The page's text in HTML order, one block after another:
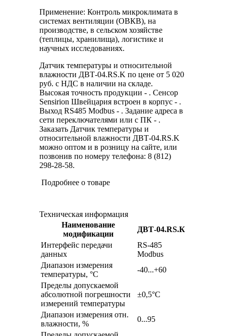
Применение: Контроль микроклимата в
системах вентиляции (ОВКВ), на
производстве, в сельском хозяйстве
(теплицы, хранилища), логистике и
научных исследованиях.
Датчик температуры и относительной
влажности ДВТ-04.RS.K по цене от 5 020
руб. с НДС в наличии на складе.
Высокая точность продукции - . Сенсор
Sensirion Швейцария встроен в корпус - .
Выход RS485 Modbus - . Задание адреса в
сети переключателями или с ПК - .
Заказать Датчик температуры и
относительной влажности ДВТ-04.RS.K
можно оптом и в розницу на сайте, или
позвонив по номеру телефона: 8 (812)
298-28-58.
Подробнее о товаре
Техническая информация
Наименование
модификации
ДВТ-04.RS.К
Интерфейс передачи
данных
RS-485
Modbus
Диапазон измерения
температуры, °С
-40...+60
Пределы допускаемой
абсолютной погрешности
измерений температуры
±0,5°C
Диапазон измерения отн.
влажности, %
0...95